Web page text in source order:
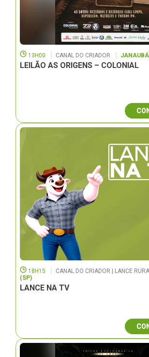
13H00 CANAL DO CRIADOR
LEILÃO AS ORIGENS – COLONIAL
18H15 CANAL DO CRIADOR | LANCE
(SP)
LANCE NA TV